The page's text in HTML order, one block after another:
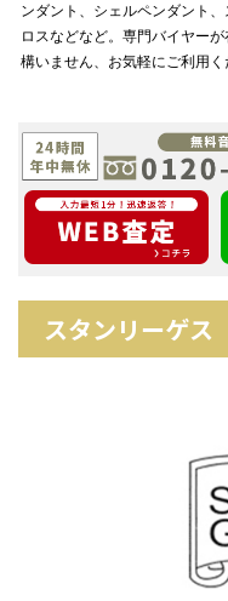
ンダント、シェルペンダント
ロスなどなど。専門バイヤー
構いません、お気軽にご利用く
スタンリーゲス